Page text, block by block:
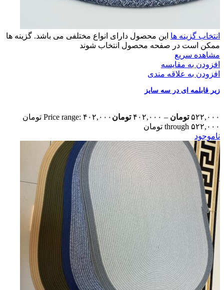
انتخاب گزینه ها این محصول دارای انواع مختلفی می باشد. گزینه ها
ممکن است در صفحه محصول انتخاب شوند
مشاهده سریع
افزودن به مقایسه
افزودن به علاقه مندی
زیر قابلمه ای در سه سایز
۵۲۲,۰۰۰ تومان – ۴۰۲,۰۰۰ تومان
Price range: ۴۰۲,۰۰۰ تومان
through ۵۲۲,۰۰۰ تومان
ناموجود